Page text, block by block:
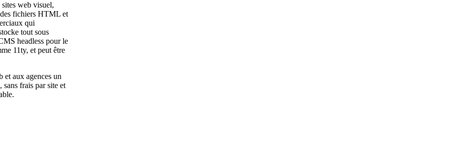
web visuel,
fichiers HTML et
qui
tout sous
headless pour le
11ty, et peut être
et aux agences un
frais par site et